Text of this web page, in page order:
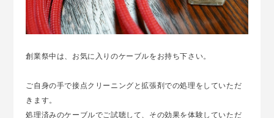
創業祭中は、お気に入りのケーブルをお持ち下さい。
ご自身の手で接点クリーニングと拡張剤での処理をしていただ
きます。
処理済みのケーブルでご試聴して、その効果を体験していただ